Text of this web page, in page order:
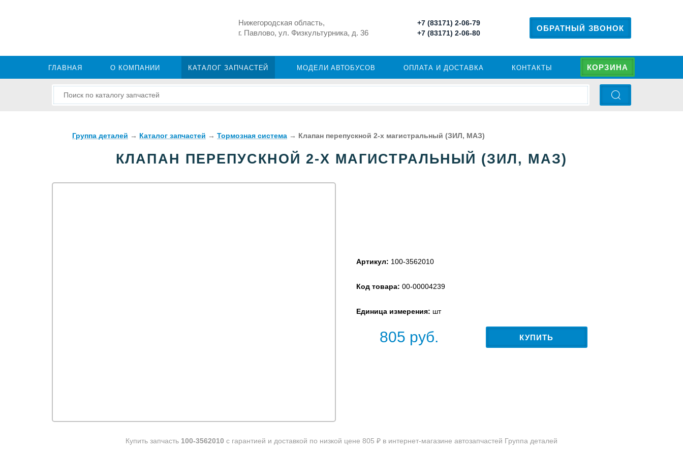
Группа деталей → Каталог запчастей → Тормозная система → Клапан перепускной 2-х магистральный (ЗИЛ, МАЗ)
КЛАПАН ПЕРЕПУСКНОЙ 2-Х МАГИСТРАЛЬНЫЙ (ЗИЛ, МАЗ)
Артикул: 100-3562010
Код товара: 00-00004239
Единица измерения: шт
805 руб. КУПИТЬ
Купить запчасть 100-3562010 с гарантией и доставкой по низкой цене 805 ₽ в интернет-магазине автозапчастей Группа деталей
Нижегородская область,
г. Павлово, ул. Физкультурника, д. 36
+7 (83171) 2-06-79
+7 (83171) 2-06-80
ОБРАТНЫЙ ЗВОНОК
ГЛАВНАЯ О КОМПАНИИ КАТАЛОГ ЗАПЧАСТЕЙ МОДЕЛИ АВТОБУСОВ ОПЛАТА И ДОСТАВКА КОНТАКТЫ КОРЗИНА